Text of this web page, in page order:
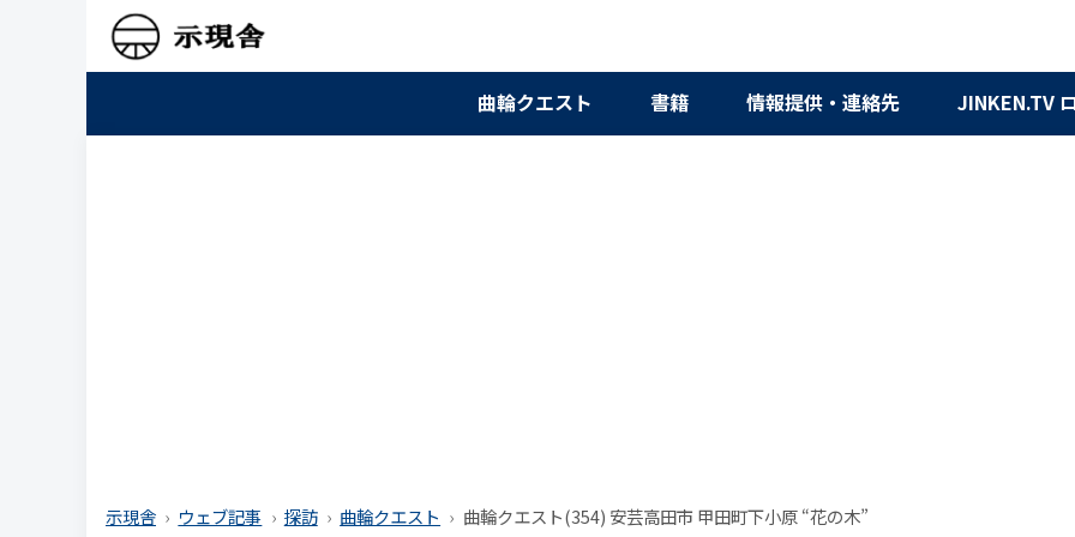
曲輪クエスト 書籍 情報提供・連絡先 JINKEN.TV
示現舎 ウェブ記事 探訪 曲輪クエスト 曲輪クエスト(354) 安芸高田市 甲田町下小原 “花の木”